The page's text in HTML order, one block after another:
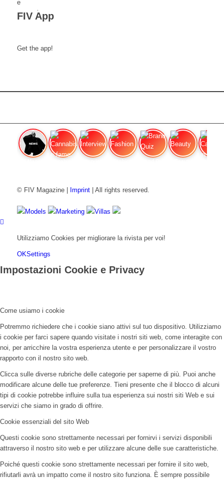
FIV App
Get the app!
© FIV Magazine | Imprint| All rights reserved.
Models Marketing Villas
Utilizziamo Cookies per migliorare la rivista per voi!
OKSettings
Impostazioni Cookie e Privacy
Come usiamo i cookie
Potremmo richiedere che i cookie siano attivi sul tuo dispositivo. Utilizziamo
i cookie per farci sapere quando visitate i nostri siti web, come interagite con
noi, per arricchire la vostra esperienza utente e per personalizzare il vostro
rapporto con il nostro sito web.
Clicca sulle diverse rubriche delle categorie per saperne di più. Puoi anche
modificare alcune delle tue preferenze. Tieni presente che il blocco di alcuni
tipi di cookie potrebbe influire sulla tua esperienza sui nostri siti Web e sui
servizi che siamo in grado di offrire.
Cookie essenziali del sito Web
Questi cookie sono strettamente necessari per fornirvi i servizi disponibili
attraverso il nostro sito web e per utilizzare alcune delle sue caratteristiche.
Poiché questi cookie sono strettamente necessari per fornire il sito web,
rifiutarli avrà un impatto come il nostro sito funziona. È sempre possibile